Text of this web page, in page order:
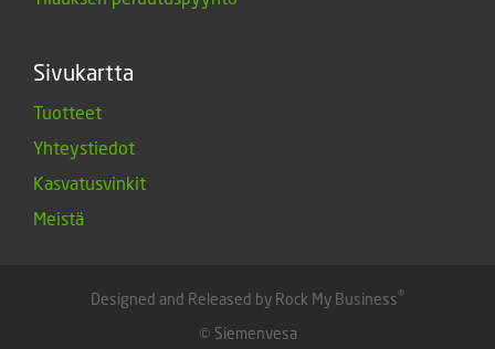
Sivukartta
Tuotteet
Yhteystiedot
Kasvatusvinkit
Meistä
Designed and Released by Rock My Business®
© Siemenvesa